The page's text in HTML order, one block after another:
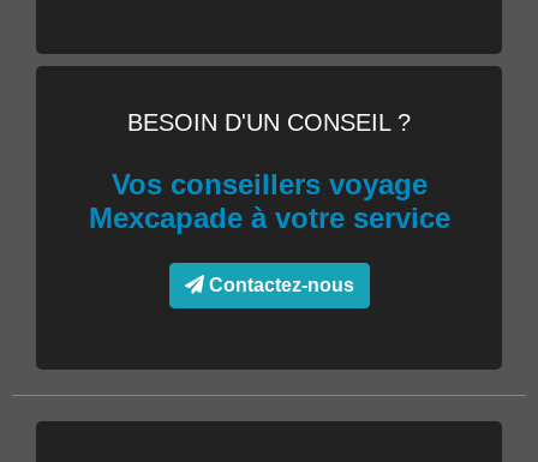
BESOIN D'UN CONSEIL ?
Vos conseillers voyage
Mexcapade à votre service
Contactez-nous